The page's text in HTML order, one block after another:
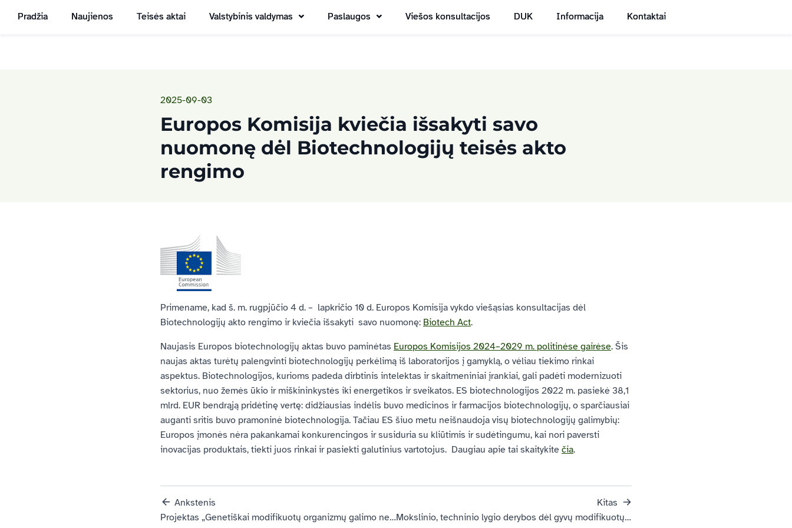
EN LT
Pradžia Naujienos Teisės aktai Valstybinis valdymas Paslaugos Viešos konsultacijos DUK Informacija Kontaktai
2025-09-03
Europos Komisija kviečia išsakyti savo
nuomonę dėl Biotechnologijų teisės akto
rengimo
Primename, kad š. m. rugpjūčio 4 d. – lapkričio 10 d. Europos Komisija vykdo viešąsias konsultacijas dėl
Biotechnologijų akto rengimo ir kviečia išsakyti savo nuomonę: Biotech Act.
Naujasis Europos biotechnologijų aktas buvo paminėtas Europos Komisijos 2024–2029 m. politinėse gairėse. Šis
naujas aktas turėtų palengvinti biotechnologijų perkėlimą iš laboratorijos į gamyklą, o vėliau tiekimo rinkai
aspektus. Biotechnologijos, kurioms padeda dirbtinis intelektas ir skaitmeniniai įrankiai, gali padėti modernizuoti
sektorius, nuo žemės ūkio ir miškininkystės iki energetikos ir sveikatos. ES biotechnologijos 2022 m. pasiekė 38,1
mlrd. EUR bendrąją pridėtinę vertę: didžiausias indėlis buvo medicinos ir farmacijos biotechnologijų, o sparčiausiai
auganti sritis buvo pramoninė biotechnologija. Tačiau ES šiuo metu neišnaudoja visų biotechnologijų galimybių:
Europos įmonės nėra pakankamai konkurencingos ir susiduria su kliūtimis ir sudėtingumu, kai nori paversti
inovacijas produktais, tiekti juos rinkai ir pasiekti galutinius vartotojus. Daugiau apie tai skaitykite čia.
Ankstenis
Projektas „Genetiškai modifikuotų organizmų galimo neigiamo poveikio ekosistemoms grėsmės mažinimas“
Kitas
Mokslinio, techninio lygio derybos dėl gyvų modifikuotų organizmų rizikos vertinimo ir rizikos valdymo